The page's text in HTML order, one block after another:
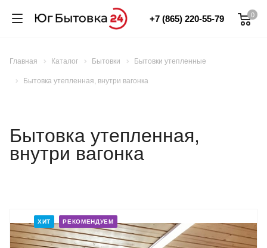
0
+7 (865) 220-55-79
Главная Каталог Бытовки Бытовки утепленные
Бытовка утепленная, внутри вагонка
Бытовка утепленная,
внутри вагонка
ХИТ РЕКОМЕНДУЕМ